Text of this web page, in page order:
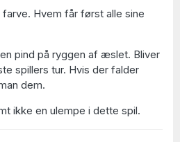
Hvem får først alle sine
pind på ryggen af æslet. Bliver
spillers tur. Hvis der falder
dem.
ikke en ulempe i dette spil.